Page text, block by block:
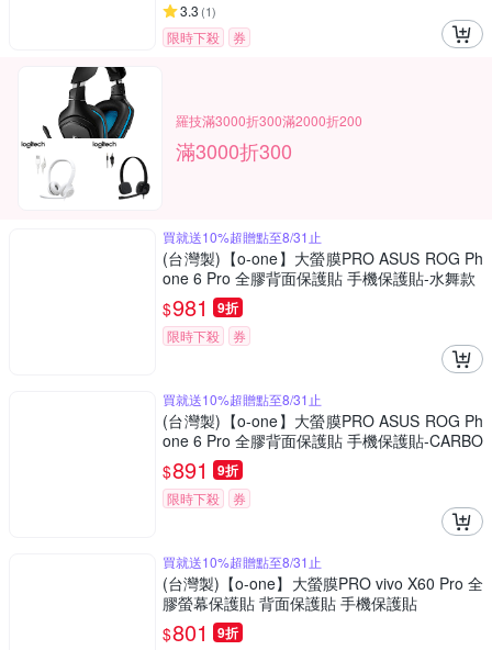
3.3 (1)
限時下殺 券
羅技滿3000折300滿2000折200
滿3000折300
買就送10%超贈點至8/31止
(台灣製)【o-one】大螢膜PRO ASUS ROG Ph
one 6 Pro 全膠背面保護貼 手機保護貼-水舞款
$981 9折
限時下殺 券
買就送10%超贈點至8/31止
(台灣製)【o-one】大螢膜PRO ASUS ROG Ph
one 6 Pro 全膠背面保護貼 手機保護貼-CARBO
N款
$891 9折
限時下殺 券
買就送10%超贈點至8/31止
(台灣製)【o-one】大螢膜PRO vivo X60 Pro 全
膠螢幕保護貼 背面保護貼 手機保護貼
$801 9折